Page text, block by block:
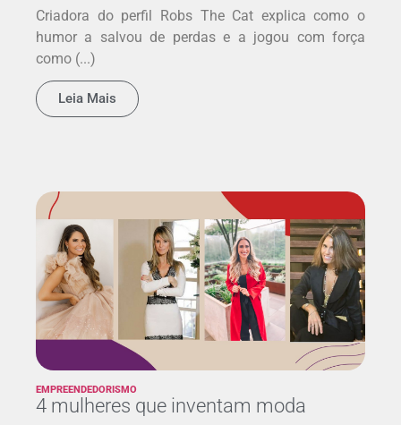
Criadora do perfil Robs The Cat explica como o
humor a salvou de perdas e a jogou com força
como (...)
Leia Mais
EMPREENDEDORISMO
4 mulheres que inventam moda